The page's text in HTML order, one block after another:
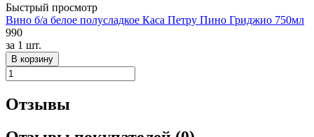
Быстрый просмотр
Вино б/а белое полусладкое Каса Петру Пино Гриджио 750мл
990
за 1 шт.
В корзину
Отзывы